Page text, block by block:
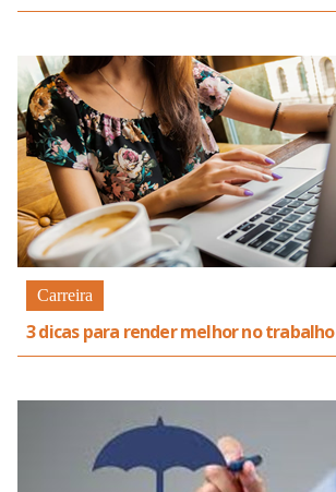
Carreira
3 dicas para render melhor no trabalho